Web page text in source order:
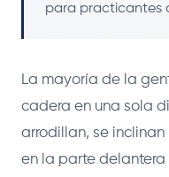
para practicantes
La mayoría de la
cadera en una sola
arrodillan, se
en la parte